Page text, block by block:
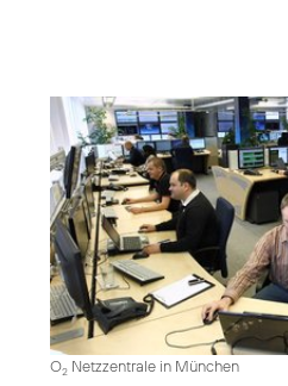
O2 Netzzentrale in München